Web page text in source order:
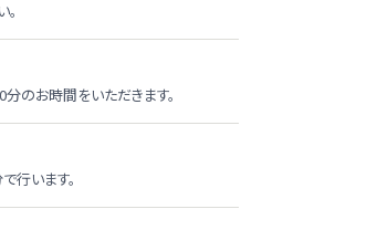
のお時間をいただきます。
行います。